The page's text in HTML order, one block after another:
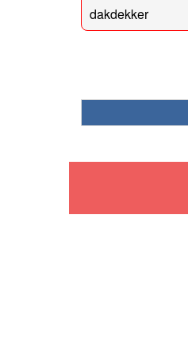
dakdekker